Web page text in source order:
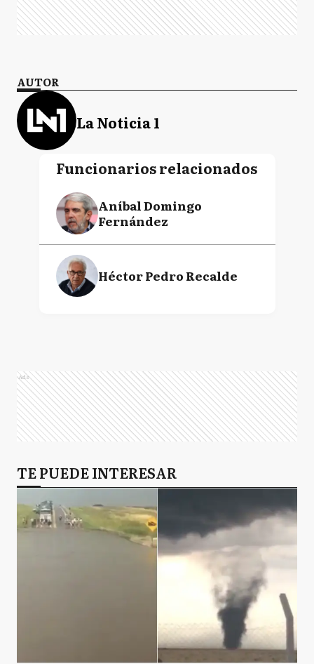
AUTOR
La Noticia 1
Funcionarios relacionados
Aníbal Domingo
Fernández
Héctor Pedro Recalde
Ads
TE PUEDE INTERESAR